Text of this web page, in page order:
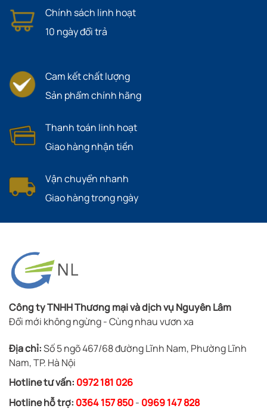
Chính sách linh hoạt
10 ngày đổi trả
Cam kết chất lượng
Sản phẩm chính hãng
Thanh toán linh hoạt
Giao hàng nhận tiền
Vận chuyển nhanh
Giao hàng trong ngày
Công ty TNHH Thương mại và dịch vụ Nguyên Lâm
Đổi mới không ngừng - Cùng nhau vươn xa
Địa chỉ:Số 5 ngõ 467/68 đường Lĩnh Nam, Phường Lĩnh
Nam, TP. Hà Nội
Hotline tư vấn: 0972 181 026
Hotline hỗ trợ: 0364 157 850- 0969 147 828